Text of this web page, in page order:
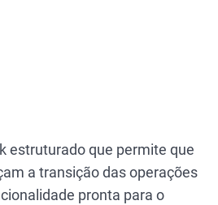
estruturado que permite que
a transição das operações
pronta para o